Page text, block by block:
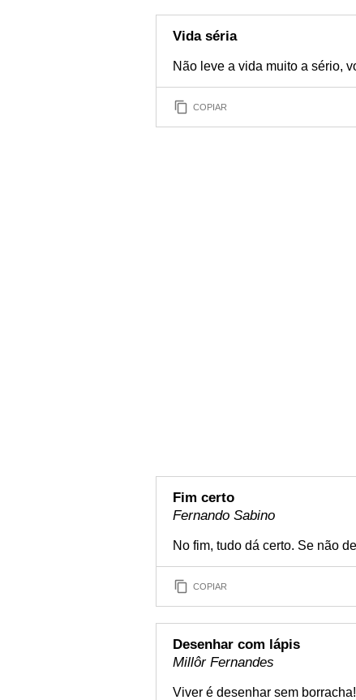
Vida séria
Não leve a vida muito a sério,
COPIAR
Fim certo
Fernando Sabino
No fim, tudo dá certo. Se não
COPIAR
Desenhar com lápis
Millôr Fernandes
Viver é desenhar sem borracha!